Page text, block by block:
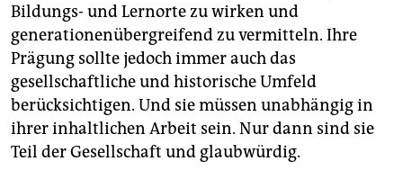
Bildungs- und Lernorte zu wirken und
generationenübergreifend zu vermitteln. Ihre
Prägung sollte jedoch immer auch das
gesellschaftliche und historische Umfeld
berücksichtigen. Und sie müssen unabhängig in
ihrer inhaltlichen Arbeit sein. Nur dann sind sie
Teil der Gesellschaft und glaubwürdig.